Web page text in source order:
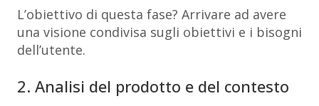
L’obiettivo di questa fase? Arrivare ad avere
una visione condivisa sugli obiettivi e i bisogni
dell’utente.
2. Analisi del prodotto e del contesto